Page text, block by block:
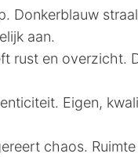
Donkerblauw
aan.
rust en overzicht.
Eigen,
chaos.